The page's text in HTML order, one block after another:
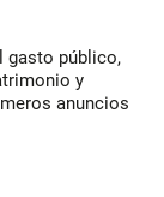
gasto público,
y
anuncios